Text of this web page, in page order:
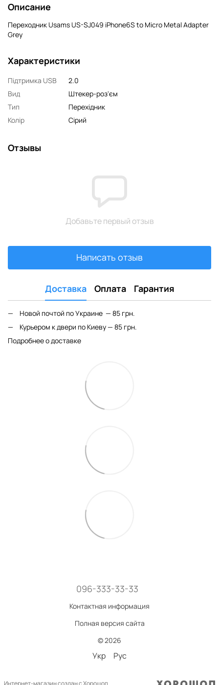
Описание
Переходник Usams US-SJ049 iPhone6S to Micro Metal Adapter
Grey
Характеристики
Підтримка USB
2.0
Вид
Штекер-роз'єм
Тип
Перехідник
Колір
Сірий
Отзывы
Добавьте первый отзыв
Написать отзыв
Доставка Оплата Гарантия
Новой почтой по Украине — 85 грн.
Курьером к двери по Киеву — 85 грн.
Подробнее о доставке
096-333-33-33
Контактная информация
Полная версия сайта
© 2026
Укр Рус